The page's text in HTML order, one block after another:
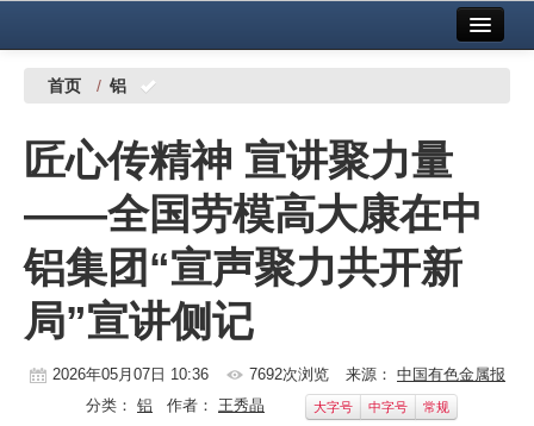
中国有色金属报社主办
铜镍铅锌
铝
稀有稀土
有色市场
科技
首页 / 铝
匠心传精神 宣讲聚力量
——全国劳模高大康在中
铝集团“宣声聚力共开新
局”宣讲侧记
2026年05月07日 10:36 7692次浏览 来源： 中国有色金属报
分类： 铝 作者： 王秀晶 大字号 中字号 常规